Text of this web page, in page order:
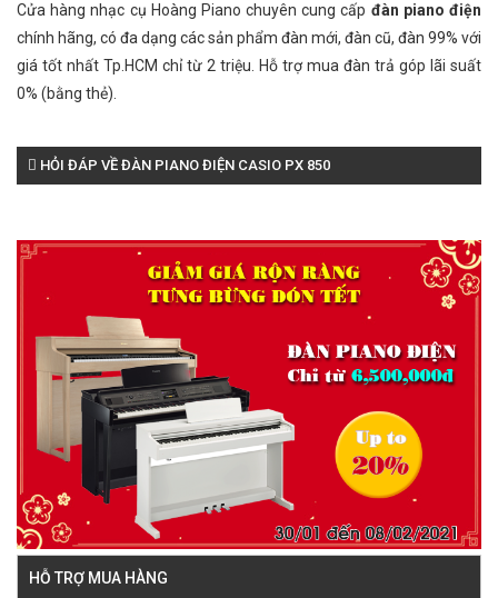
Cửa hàng nhạc cụ Hoàng Piano chuyên cung cấp đàn piano điện
chính hãng, có đa dạng các sản phẩm đàn mới, đàn cũ, đàn 99% với
giá tốt nhất Tp.HCM chỉ từ 2 triệu. Hỗ trợ mua đàn trả góp lãi suất
0% (bằng thẻ).
HỎI ĐÁP VỀ ĐÀN PIANO ĐIỆN CASIO PX 850
HỖ TRỢ MUA HÀNG